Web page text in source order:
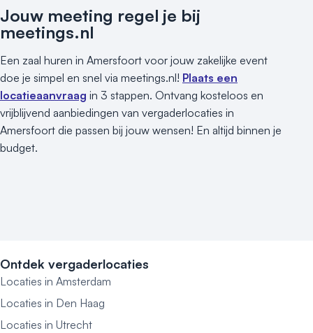
Jouw meeting regel je bij
meetings.nl
Een zaal huren in Amersfoort voor jouw zakelijke event
doe je simpel en snel via meetings.nl! Plaats een
locatieaanvraag in 3 stappen. Ontvang kosteloos en
vrijblijvend aanbiedingen van vergaderlocaties in
Amersfoort die passen bij jouw wensen! En altijd binnen je
budget.
Ontdek vergaderlocaties
Locaties in Amsterdam
Locaties in Den Haag
Locaties in Utrecht